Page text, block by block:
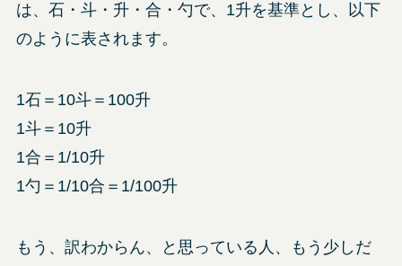
は、石・斗・升・合・勺で、1升を基準とし、以下
のように表されます。
1石＝10斗＝100升
1斗＝10升
1合＝1/10升
1勺＝1/10合＝1/100升
もう、訳わからん、と思っている人、もう少しだ